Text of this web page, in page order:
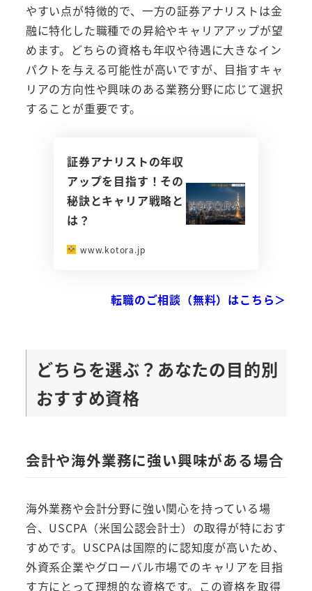
やすい点が特徴的で、一方の証券アナリストは金
融に特化した職種での昇給やキャリアアップが望
めます。どちらの資格も年収や待遇に大きなイン
パクトを与える可能性が高いですが、目指すキャ
リアの方向性や興味のある業務分野に応じて選択
することが重要です。
証券アナリストの年収
アップを目指す！その
秘訣とキャリア戦略と
は？
www.kotora.jp
転職のご相談（無料）はこちら＞
どちらを選ぶ？あなたの目的別
おすすめ資格
会計や海外業務に強い興味がある場合
海外業務や会計分野に強い関心を持っている場
合、USCPA（米国公認会計士）の取得が特におす
すめです。USCPAは国際的に認知度が高いため、
外資系企業やグローバル市場でのキャリアを目指
す方にとって理想的な資格です。この資格を取得